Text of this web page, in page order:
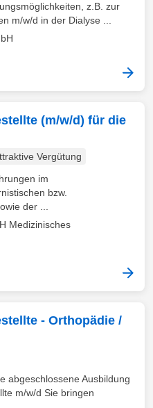
z.B. zur
m/w/d in der Dialyse ...
(m/w/d) für die
Vergütung
im
bzw.
der ...
Medizinisches
- Orthopädie /
abgeschlossene Ausbildung
m/w/d Sie bringen